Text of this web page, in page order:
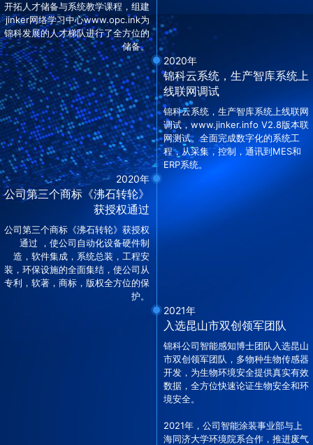
开拓人才储备与系统教学课程，组建
jinker网络学习中心www.opc.ink为
锦科发展的人才梯队进行了全方位的
储备。
2020年
锦科云系统，生产智库系统上
线联网调试
锦科云系统，生产智库系统上线联网
调试，www.jinker.info V2.8版本联
网测试。全面完成数字化的系统工
程，从采集，控制，通讯到MES和
ERP系统。
2020年
公司第三个商标《沸石转轮》
获授权通过
公司第三个商标《沸石转轮》获授权
通过 ，使公司自动化设备硬件制
造，软件集成，系统总装，工程安
装，环保设施的全面集结，使公司从
专利，软著，商标，版权全方位的保
护。
2021年
入选昆山市双创领军团队
锦科公司智能感知博士团队入选昆山
市双创领军团队，多物种生物传感器
开发，为生物环境安全提供真实有效
数据，全方位快速论证生物安全和环
境安全。
2021年，公司智能涂装事业部与上
海同济大学环境院系合作，推进废气